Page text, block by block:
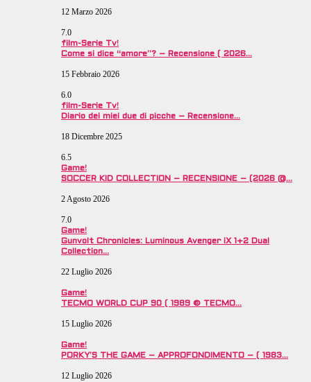
12 Marzo 2026
7.0
film-Serie Tv!
Come si dice “amore”? – Recensione ( 2026…
15 Febbraio 2026
6.0
film-Serie Tv!
Diario dei miei due di picche – Recensione…
18 Dicembre 2025
6.5
Game!
SOCCER KID COLLECTION – RECENSIONE – (2026 @…
2 Agosto 2026
7.0
Game!
Gunvolt Chronicles: Luminous Avenger iX 1+2 Dual
Collection…
22 Luglio 2026
Game!
TECMO WORLD CUP 90 ( 1989 © TECMO…
15 Luglio 2026
Game!
PORKY’S THE GAME – APPROFONDIMENTO – ( 1983…
12 Luglio 2026